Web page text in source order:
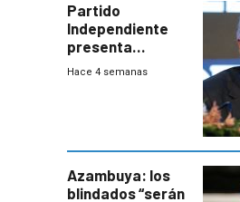
Partido
Independiente
presenta
demanda civil
Hace 4 semanas
Azambuya: los
blindados “serán